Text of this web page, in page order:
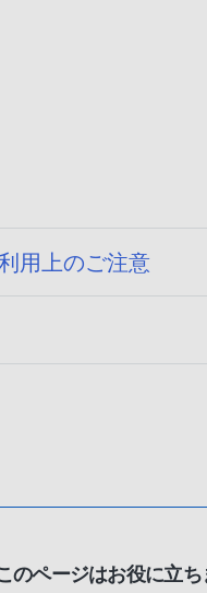
用上のご注意
のページはお役に立ち